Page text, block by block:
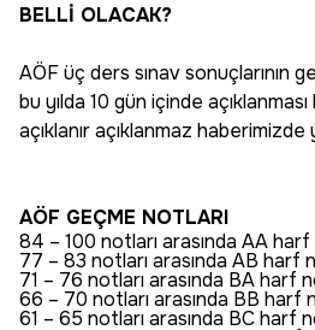
BELLİ OLACAK?
AÖF üç ders sınav sonuçlarının
bu yılda 10 gün içinde
açıklanır açıklanmaz haberimizde
AÖF GEÇME NOTLARI
84 – 100 notları arasında AA
77 – 83 notları arasında AB harf
71 – 76 notları arasında BA harf
66 – 70 notları arasında BB harf
61 – 65 notları arasında BC harf